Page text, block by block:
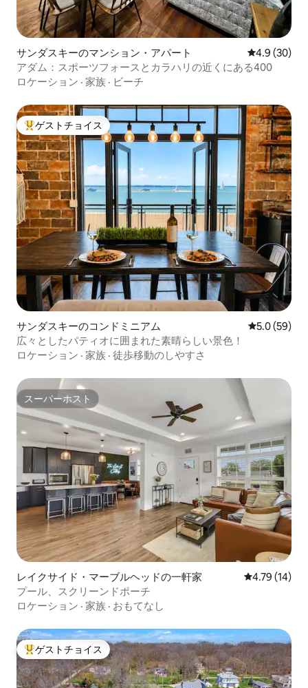
サンダスキーのマンション・アパート レビュー30
4.9 (30)
アダム：スポーツフォースとカラハリの近くにある400
ロケーション · 家族 · ビーチ
大好評のゲストチョイスです。
ゲストチョイス
サンダスキーのコンドミニアム レビュー59
5.0 (59)
広々としたパティオに囲まれた素晴らしい景色！
ロケーション · 家族 · 徒歩移動のしやすさ
スーパーホスト
スーパーホスト
レイクサイド・マーブルヘッドの一軒家 レビュー14
4.79 (14)
プール、スクリーンドポーチ
ロケーション · 家族 · おもてなし
大好評のゲストチョイスです。
ゲストチョイス